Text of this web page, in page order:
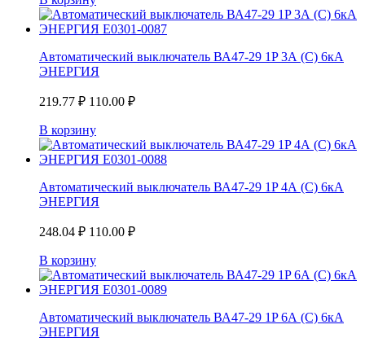
Автоматический выключатель ВА47-29 1P 3А (С) 6кА
ЭНЕРГИЯ
219.77 ₽ 110.00 ₽
В корзину
Автоматический выключатель ВА47-29 1P 4А (С) 6кА
ЭНЕРГИЯ
248.04 ₽ 110.00 ₽
В корзину
Автоматический выключатель ВА47-29 1P 6А (С) 6кА
ЭНЕРГИЯ